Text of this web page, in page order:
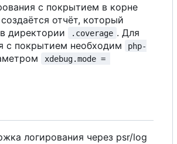
с покрытием в корне
отчёт, который
директории
.coverage . Для
с покрытием необходим
php-
xdebug.mode =
логирования через psr/log